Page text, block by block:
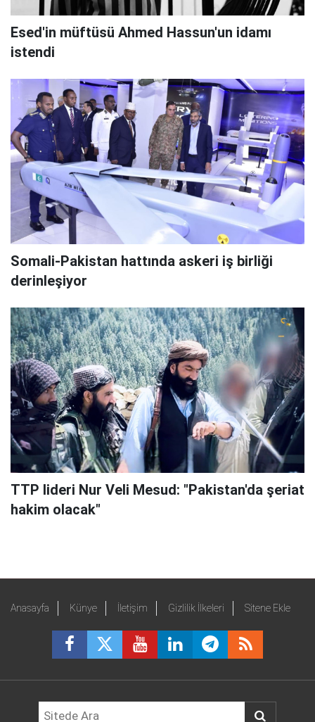
Esed'in müftüsü Ahmed Hassun'un idamı
istendi
Somali-Pakistan hattında askeri iş birliği
derinleşiyor
TTP lideri Nur Veli Mesud: "Pakistan'da şeriat
hakim olacak"
Anasayfa Künye İletişim Gizlilik İlkeleri Sitene Ekle